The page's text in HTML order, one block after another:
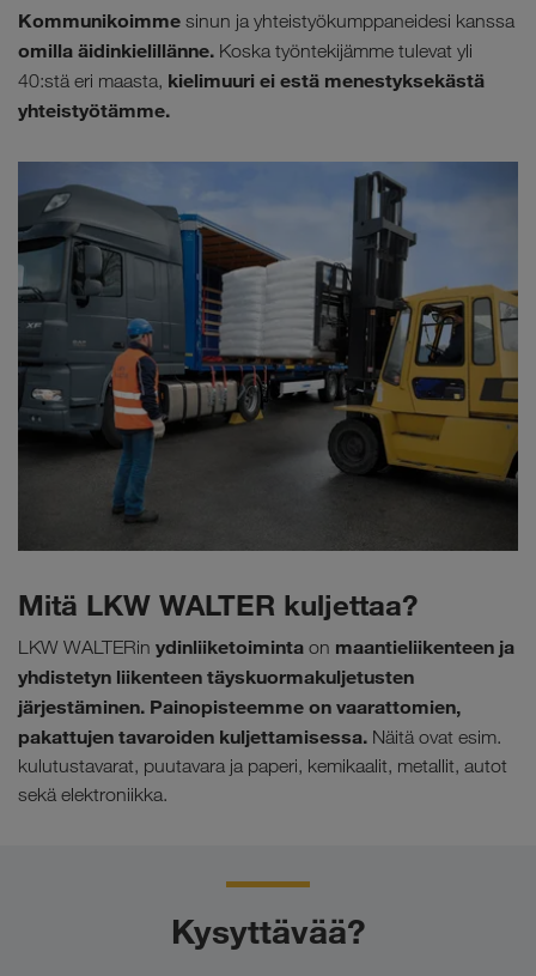
Kommunikoimme sinun ja yhteistyökumppaneidesi kanssa
omilla äidinkielillänne. Koska työntekijämme tulevat yli
40:stä eri maasta, kielimuuri ei estä menestyksekästä
yhteistyötämme.
Mitä LKW WALTER kuljettaa?
LKW WALTERin ydinliiketoiminta on maantieliikenteen ja
yhdistetyn liikenteen täyskuormakuljetusten
järjestäminen. Painopisteemme on vaarattomien,
pakattujen tavaroiden kuljettamisessa. Näitä ovat esim.
kulutustavarat, puutavara ja paperi, kemikaalit, metallit, autot
sekä elektroniikka.
Kysyttävää?